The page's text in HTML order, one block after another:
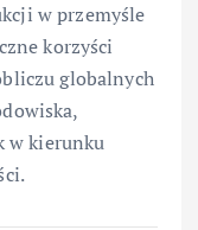
w przemyśle
korzyści
globalnych
w kierunku